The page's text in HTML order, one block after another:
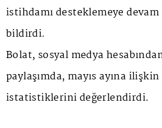
istihdamı desteklemeye
bildirdi.
Bolat, sosyal medya
paylaşımda, mayıs ayına
istatistiklerini değerlendirdi.